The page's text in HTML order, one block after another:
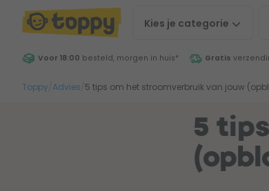
Kies je categorie
Voor 18:00 besteld, morgen in huis* Gratis
Toppy Advies 5 tips om het stroomverbruik van jouw
5